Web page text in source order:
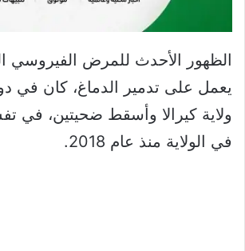
الظهور الأحدث للمرض الفيروسي
يعمل على تدمير الدماغ، كان في
ولاية كيرالا وأسقط ضحيتين، في
في الولاية منذ عام 2018.